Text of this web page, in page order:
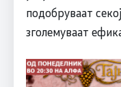
подобруваат
зголемуваат